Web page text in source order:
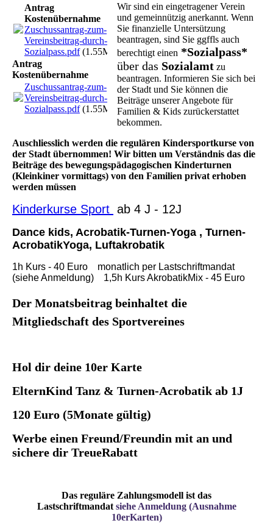
Antrag
Kostenübernahme
Zuschussantrag-zum-
Vereinsbeitrag-durch-
Sozialpass.pdf(1.55MB)
Antrag
Kostenübernahme
Zuschussantrag-zum-
Vereinsbeitrag-durch-
Sozialpass.pdf(1.55MB)
Wir sind ein eingetragener Verein
und gemeinnützig anerkannt. Wenn
Sie finanzielle Untersützung
beantragen, sind Sie ggffls auch
berechtigt einen *Sozialpass*
über das Sozialamtzu
beantragen. Informieren Sie sich bei
der Stadt und Sie können die
Beiträge unserer Angebote für
Familien & Kids zurückerstattet
bekommen.
Auschliesslich werden die regulären Kindersportkurse von
der Stadt übernommen! Wir bitten um Verständnis das die
Beiträge des bewegungspädagogischen Kinderturnen
(Kleinkiner vormittags) von den Familien privat erhoben
werden müssen
Kinderkurse Sport ab 4 J - 12J
Dance kids, Acrobatik-Turnen-Yoga , Turnen-
AcrobatikYoga, Luftakrobatik
1h Kurs - 40 Euro monatlich per Lastschriftmandat
(siehe Anmeldung) 1,5h Kurs AkrobatikMix - 45 Euro
Der Monatsbeitrag beinhaltet die
Mitgliedschaft des Sportvereines
Hol dir deine 10er Karte
ElternKind Tanz & Turnen-Acrobatik ab 1J
120 Euro (5Monate gültig)
Werbe einen Freund/Freundin mit an und
sichere dir TreueRabatt
Das reguläre Zahlungsmodell ist das
Lastschriftmandatsiehe Anmeldung (Ausnahme
10erKarten)